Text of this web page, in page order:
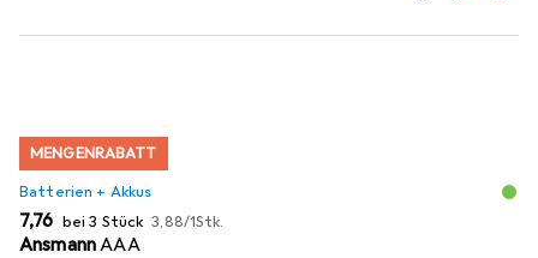
MENGENRABATT
Batterien + Akkus
EUR
7,76 bei 3 Stück EUR
3,88/1Stk.
AnsmannAAA